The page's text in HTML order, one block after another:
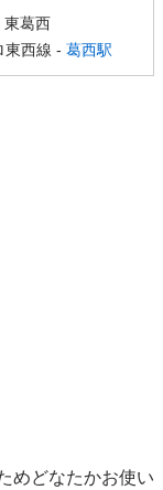
東葛西
東西線 - 葛西駅
めどなたかお使い